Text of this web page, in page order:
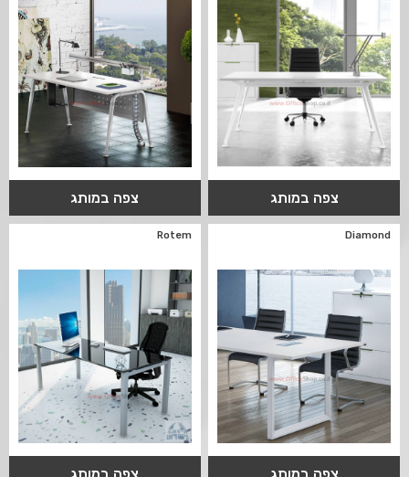
צפה במותג צפה במותג
Diamond
צפה במותג
Rotem
צפה במותג